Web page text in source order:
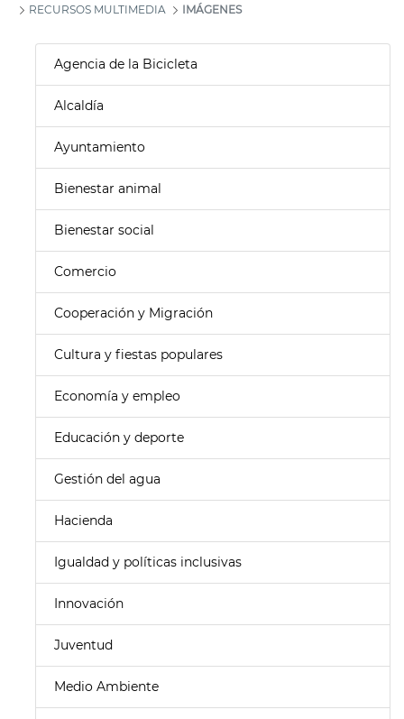
RECURSOS MULTIMEDIA
IMÁGENES
Agencia de la Bicicleta
Alcaldía
Ayuntamiento
Bienestar animal
Bienestar social
Comercio
Cooperación y Migración
Cultura y fiestas populares
Economía y empleo
Educación y deporte
Gestión del agua
Hacienda
Igualdad y políticas inclusivas
Innovación
Juventud
Medio Ambiente